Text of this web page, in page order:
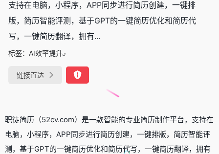
支持在电脑，小程序，APP同步进行简历创建，一键排
版，简历智能评测，基于GPT的一键简历优化和简历代
写，一键简历翻译，拥有...
标签： AI效率提升
链接直达
职徒简历（52cv.com）是一款智能的专业简历制作平台，支持在
电脑，小程序，APP同步进行简历创建，一键排版，简历智能评
测，基于GPT的一键简历优化和简历代写，一键简历翻译，拥有